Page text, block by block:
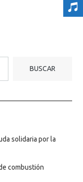
BUSCAR
solidaria por la
combustión